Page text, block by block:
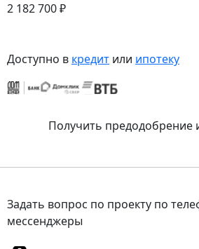
2 182 700 ₽
Доступно в кредит или ипотеку
Получить предодобрение
Задать вопрос по проекту по
мессенджеры